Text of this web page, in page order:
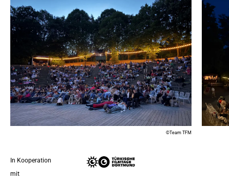
©Team TFM
In Kooperation
mit